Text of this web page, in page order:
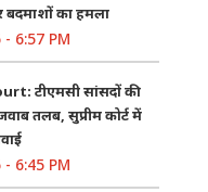
बदमाशों का हमला
6:57 PM
टीएमसी सांसदों की
तलब, सुप्रीम कोर्ट में
6:45 PM